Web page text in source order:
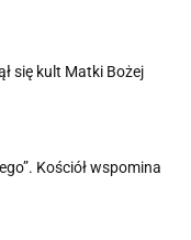
się kult Matki Bożej
Kościół wspomina